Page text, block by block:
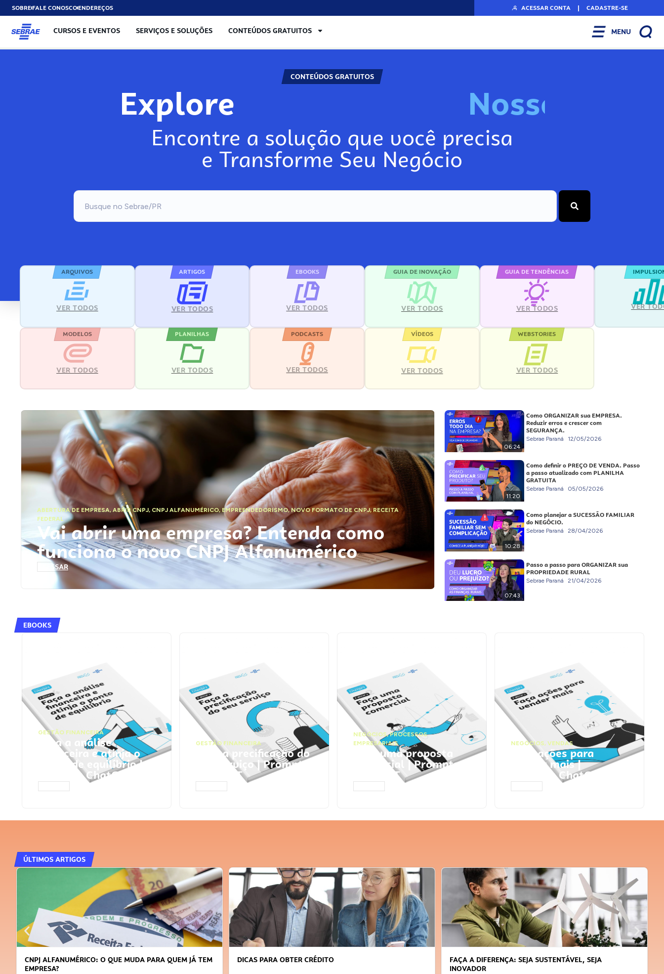
SOBREFALE CONOSCOENDEREÇOS ACESSAR CONTA | CADASTRE-SE
CURSOS E EVENTOS SERVIÇOS E SOLUÇÕES CONTEÚDOS GRATUITOS MENU
CONTEÚDOS GRATUITOS
Explore Nosso
Encontre a solução que você precisa
e Transforme Seu Negócio
ARQUIVOS
VER TODOS
ARTIGOS
VER TODOS
EBOOKS
VER TODOS
GUIA DE INOVAÇÃO
VER TODOS
GUIA DE TENDÊNCIAS
VER TODOS VER
MODELOS
VER TODOS
PLANILHAS
VER TODOS
PODCASTS
VER TODOS
VÍDEOS
VER TODOS
WEBSTORIES
VER TODOS
ABERTURA DE EMPRESA,ABRIR CNPJ, CNPJ ALFANUMÉRICO, EMPREENDEDORISMO,NOVO FORMATO DE CNPJ,RECEITA
FEDERAL
Vai abrir uma empresa? Entenda como
funciona o novo CNPJ Alfanumérico
ACESSAR
06:24
Como ORGANIZAR sua EMPRESA.
Reduzir erros e crescer com
SEGURANÇA.
Sebrae Paraná 12/05/2026
11:20
Como definir o PREÇO DE VENDA. Passo
a passo atualizado com PLANILHA
GRATUITA
Sebrae Paraná 05/05/2026
10:28
Como planejar a SUCESSÃO FAMILIAR
do NEGÓCIO.
Sebrae Paraná 28/04/2026
07:43
Passo a passo para ORGANIZAR sua
PROPRIEDADE RURAL
Sebrae Paraná 21/04/2026
EBOOKS
GESTÃO FINANCEIRA
Faça a análise
financeira e atinja o
ponto de equilíbrio |
Prompts ChatGPT
GESTÃO FINANCEIRA
Faça a precificação do
seu serviço | Prompts
ChatGPT
NEGÓCIOS,PROCESSOS
EMPRESARIAIS
Faça uma proposta
comercial | Prompts
ChatGPT
NEGÓCIOS, VENDAS
Faça ações para
vender mais |
Prompts ChatGPT
ÚLTIMOS ARTIGOS
CNPJ ALFANUMÉRICO: O QUE MUDA PARA QUEM JÁ TEM
EMPRESA?
DICAS PARA OBTER CRÉDITO
FAÇA A DIFERENÇA: SEJA SUSTENTÁVEL, SEJA
INOVADOR